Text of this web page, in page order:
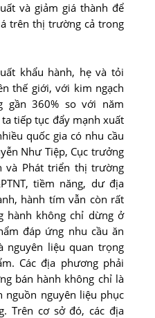
và giảm giá thành để
trên thị trường cả trong
khẩu hành, hẹ và tỏi
thế giới, với kim ngạch
gần 360% so với năm
tiếp tục đẩy mạnh xuất
quốc gia có nhu cầu
Như Tiệp, Cục trưởng
và Phát triển thị trường
tiềm năng, dư địa
hành tím vẫn còn rất
hành không chỉ dừng ở
đáp ứng nhu cầu ăn
nguyên liệu quan trọng
Các địa phương phải
bán hành không chỉ là
nguồn nguyên liệu phục
Trên cơ sở đó, các địa